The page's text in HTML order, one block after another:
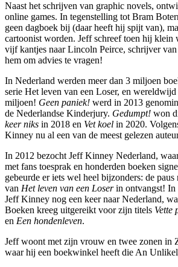
Naast het schrijven van graphic novels,
online games. In tegenstelling tot Bram
geen dagboek bij (daar heeft hij spijt van),
cartoonist worden. Jeff schreef toen hij klein
vijf kantjes naar Lincoln Peirce, schrijver
hem om advies te vragen!
In Nederland werden meer dan 3 miljoen
serie Het leven van een Loser, en
miljoen! Geen paniek! werd in 2013
de Nederlandse Kinderjury. Gedumpt! won
keer niks in 2018 en Vet koel in 2020.
Kinney nu al een van de meest gelezen
In 2012 bezocht Jeff Kinney Nederland,
met fans toesprak en honderden boeken
gebeurde er iets wel heel bijzonders: de
van Het leven van een Loserin ontvangst! In
Jeff Kinney nog een keer naar Nederland,
Boeken kreeg uitgereikt voor zijn titels Vette
en Een hondenleven.
Jeff woont met zijn vrouw en twee zonen in
waar hij een boekwinkel heeft die An